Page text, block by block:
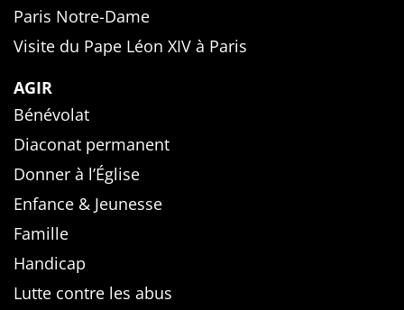
Paris Notre-Dame
Visite du Pape Léon XIV à Paris
AGIR
Bénévolat
Diaconat permanent
Donner à l’Église
Enfance & Jeunesse
Famille
Handicap
Lutte contre les abus